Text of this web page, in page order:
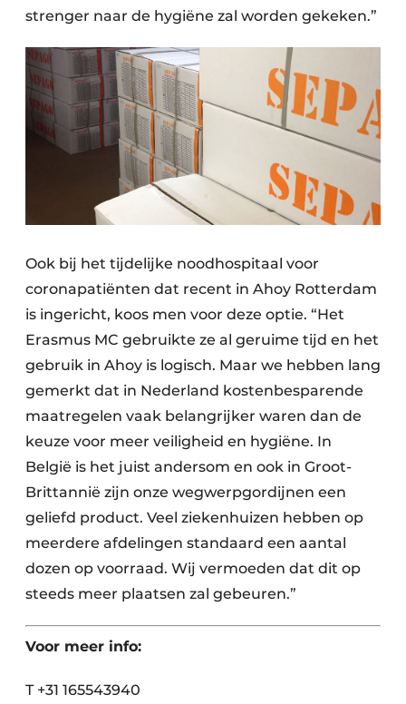
strenger naar de hygiëne zal worden gekeken.”
Ook bij het tijdelijke noodhospitaal voor
coronapatiënten dat recent in Ahoy Rotterdam
is ingericht, koos men voor deze optie. “Het
Erasmus MC gebruikte ze al geruime tijd en het
gebruik in Ahoy is logisch. Maar we hebben lang
gemerkt dat in Nederland kostenbesparende
maatregelen vaak belangrijker waren dan de
keuze voor meer veiligheid en hygiëne. In
België is het juist andersom en ook in Groot-
Brittannië zijn onze wegwerpgordijnen een
geliefd product. Veel ziekenhuizen hebben op
meerdere afdelingen standaard een aantal
dozen op voorraad. Wij vermoeden dat dit op
steeds meer plaatsen zal gebeuren.”
Voor meer info:
T +31 165543940